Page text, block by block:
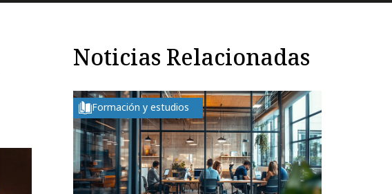
Noticias Relacionadas
Formación y estudios